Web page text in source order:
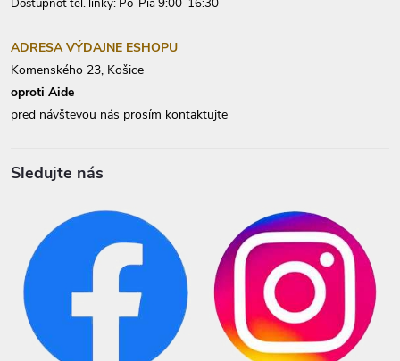
Dostupnoť tel. linky: Po-Pia 9:00-16:30
ADRESA VÝDAJNE ESHOPU
Komenského 23, Košice
oproti Aide
pred návštevou nás prosím kontaktujte
Sledujte nás